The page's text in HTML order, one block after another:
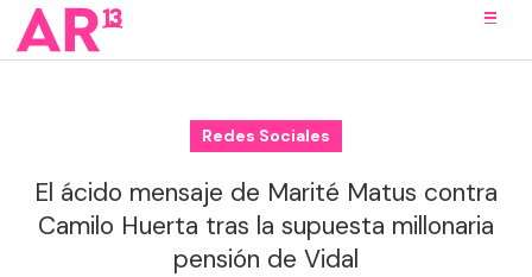
Redes Sociales
El ácido mensaje de Marité Matus contra
Camilo Huerta tras la supuesta millonaria
pensión de Vidal